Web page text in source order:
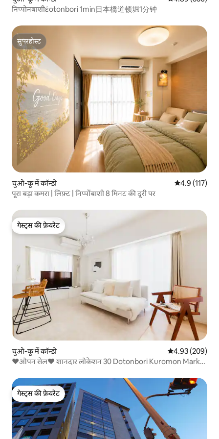
निप्पोनबाशीέotonbori 1min日本橋道顿堀1分钟
सुपरहोस्ट
सुपरहोस्ट
चुओ-कू में कॉन्डो औसत रेटिंग 5 में
4.9 (117)
पूरा बड़ा कमरा | लिफ़्ट | निप्पोंबाशी 8 मिनट की दूरी पर
गेस्ट्स की फ़ेवरेट
गेस्ट्स की फ़ेवरेट
चुओ-कू में कॉन्डो औसत रेटिंग 5 में से
4.93 (209)
❤️ओपन सेल❤️ शानदार लोकेशन 30 Dotonbori Kuromon Market
गेस्ट्स की फ़ेवरेट
गेस्ट्स की फ़ेवरेट